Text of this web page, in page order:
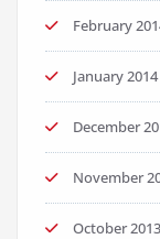
February
January 2014
December
November
October 2013